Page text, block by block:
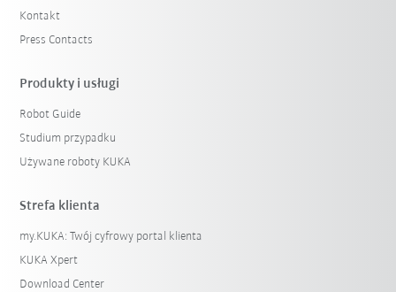
Kontakt
Press Contacts
Produkty i usługi
Robot Guide
Studium przypadku
Używane roboty KUKA
Strefa klienta
my.KUKA: Twój cyfrowy portal klienta
KUKA Xpert
Download Center